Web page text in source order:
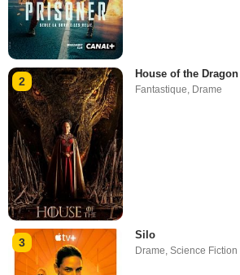
2
House of the Dragon
Fantastique Drame
3
Silo
Drame,Science Fiction